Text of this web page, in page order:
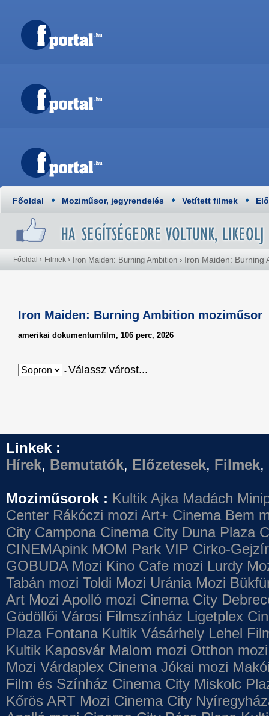
Főoldal Moziműsor, jegyrendelés Vetített filmek
Főoldal › Filmek › Iron Maiden: Burning Ambition › Iron Maiden: Burning
Iron Maiden: Burning Ambition moziműsor
amerikai dokumentumfilm, 106 perc, 2026
- Válassz várost...
Linkek :
Hírek, Bemutatók, Előzetesek, Filmek,
Moziműsorok : Kultik Ajka Madách
Center Rákóczi mozi Art+ Cinema Bem
City Campona Cinema City Duna Plaza
CINEMApink MOM Park VIP Cirko-Gejzír
GOBUDA Mozi Kino Cafe mozi Lurdy
Tabán mozi Toldi Mozi Uránia Mozi
Art Mozi Apolló mozi Cinema City
Gödöllői Városi Filmszínház Ligetplex
Plaza Fontana Kultik Vásárhely Lehel
Kultik Kaposvár Malom mozi Otthon mozi
Mozi Várdaplex Cinema Jókai mozi
Film és Színház Cinema City Miskolc
Kőrös ART Mozi Cinema City